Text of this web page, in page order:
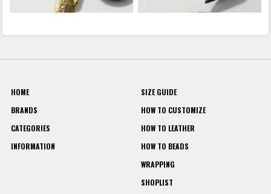
HOME
BRANDS
CATEGORIES
INFORMATION
SIZE GUIDE
HOW TO CUSTOMIZE
HOW TO LEATHER
HOW TO BEADS
WRAPPING
SHOPLIST